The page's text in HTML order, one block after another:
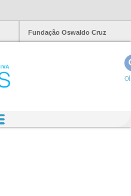
Fundação Oswaldo Cruz